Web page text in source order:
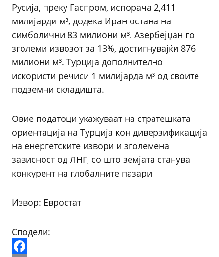
Русија, преку Гаспром, испорача 2,411
милијарди м³, додека Иран остана на
симболични 83 милиони м³. Азербејџан го
зголеми извозот за 13%, достигнувајќи 876
милиони м³. Турција дополнително
искористи речиси 1 милијарда м³ од своите
подземни складишта.
Овие податоци укажуваат на стратешката
ориентација на Турција кон диверзификација
на енергетските извори и зголемена
зависност од ЛНГ, со што земјата станува
конкурент на глобалните пазари
Извор: Евростат
Сподели: